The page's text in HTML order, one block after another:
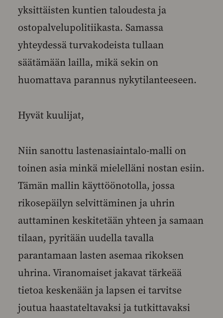
yksittäisten kuntien taloudesta ja
ostopalvelupolitiikasta. Samassa
yhteydessä turvakodeista tullaan
säätämään lailla, mikä sekin on
huomattava parannus nykytilanteeseen.
Hyvät kuulijat,
Niin sanottu lastenasiaintalo-malli on
toinen asia minkä mielelläni nostan esiin.
Tämän mallin käyttöönotolla, jossa
rikosepäilyn selvittäminen ja uhrin
auttaminen keskitetään yhteen ja samaan
tilaan, pyritään uudella tavalla
parantamaan lasten asemaa rikoksen
uhrina. Viranomaiset jakavat tärkeää
tietoa keskenään ja lapsen ei tarvitse
joutua haastateltavaksi ja tutkittavaksi